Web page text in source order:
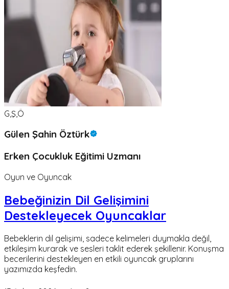
G,Ş,Ö
Gülen Şahin Öztürk
Erken Çocukluk Eğitimi Uzmanı
Oyun ve Oyuncak
Bebeğinizin Dil Gelişimini
Destekleyecek Oyuncaklar
Bebeklerin dil gelişimi, sadece kelimeleri duymakla değil,
etkileşim kurarak ve sesleri taklit ederek şekillenir. Konuşma
becerilerini destekleyen en etkili oyuncak gruplarını
yazımızda keşfedin.